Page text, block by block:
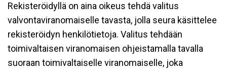
Rekisteröidyllä on aina oikeus tehdä valitus
valvontaviranomaiselle tavasta, jolla seura käsittelee
rekisteröidyn henkilötietoja. Valitus tehdään
toimivaltaisen viranomaisen ohjeistamalla tavalla
suoraan toimivaltaiselle viranomaiselle, joka